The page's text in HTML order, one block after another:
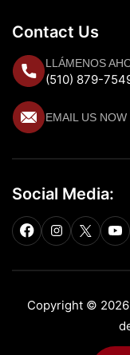
Contact Us
LLÁMENOS
(510) 879-
EMAIL US NOW
Social Media:
Copyright © 2026